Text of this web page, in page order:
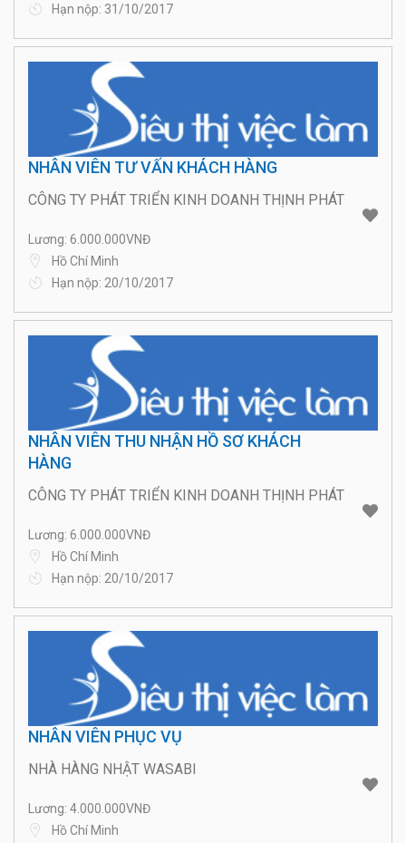
Hạn nộp: 31/10/2017
NHÂN VIÊN TƯ VẤN KHÁCH HÀNG
CÔNG TY PHÁT TRIỂN KINH DOANH THỊNH PHÁT
Lương: 6.000.000VNĐ
Hồ Chí Minh
Hạn nộp: 20/10/2017
NHÂN VIÊN THU NHẬN HỒ SƠ KHÁCH
HÀNG
CÔNG TY PHÁT TRIỂN KINH DOANH THỊNH PHÁT
Lương: 6.000.000VNĐ
Hồ Chí Minh
Hạn nộp: 20/10/2017
NHÂN VIÊN PHỤC VỤ
NHÀ HÀNG NHẬT WASABI
Lương: 4.000.000VNĐ
Hồ Chí Minh